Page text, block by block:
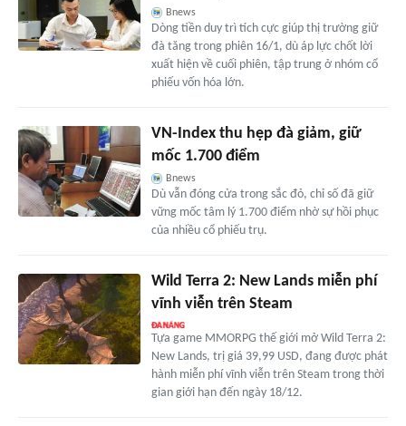
Bnews
Dòng tiền duy trì tích cực giúp thị trường giữ
đà tăng trong phiên 16/1, dù áp lực chốt lời
xuất hiện về cuối phiên, tập trung ở nhóm cổ
phiếu vốn hóa lớn.
VN-Index thu hẹp đà giảm, giữ
mốc 1.700 điểm
Bnews
Dù vẫn đóng cửa trong sắc đỏ, chỉ số đã giữ
vững mốc tâm lý 1.700 điểm nhờ sự hồi phục
của nhiều cổ phiếu trụ.
Wild Terra 2: New Lands miễn phí
vĩnh viễn trên Steam
Tựa game MMORPG thế giới mở Wild Terra 2:
New Lands, trị giá 39,99 USD, đang được phát
hành miễn phí vĩnh viễn trên Steam trong thời
gian giới hạn đến ngày 18/12.